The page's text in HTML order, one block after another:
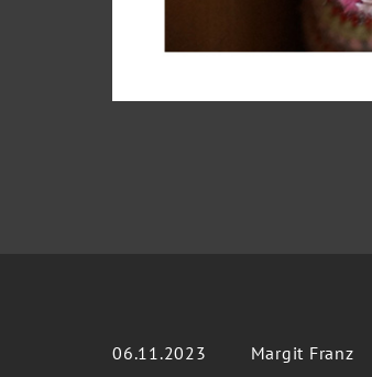
06.11.2023 Margit Franz